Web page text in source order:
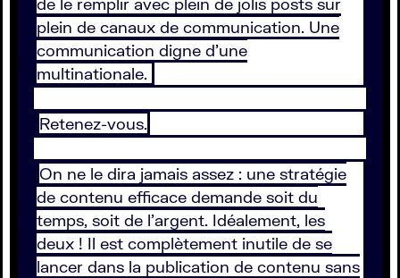
plein de canaux de communication. Une
communication digne d’une
multinationale.
Retenez-vous.
On ne le dira jamais assez : une stratégie
de contenu efficace demande soit du
temps, soit de l’argent. Idéalement, les
deux ! Il est complètement inutile de se
lancer dans la publication de contenu sans